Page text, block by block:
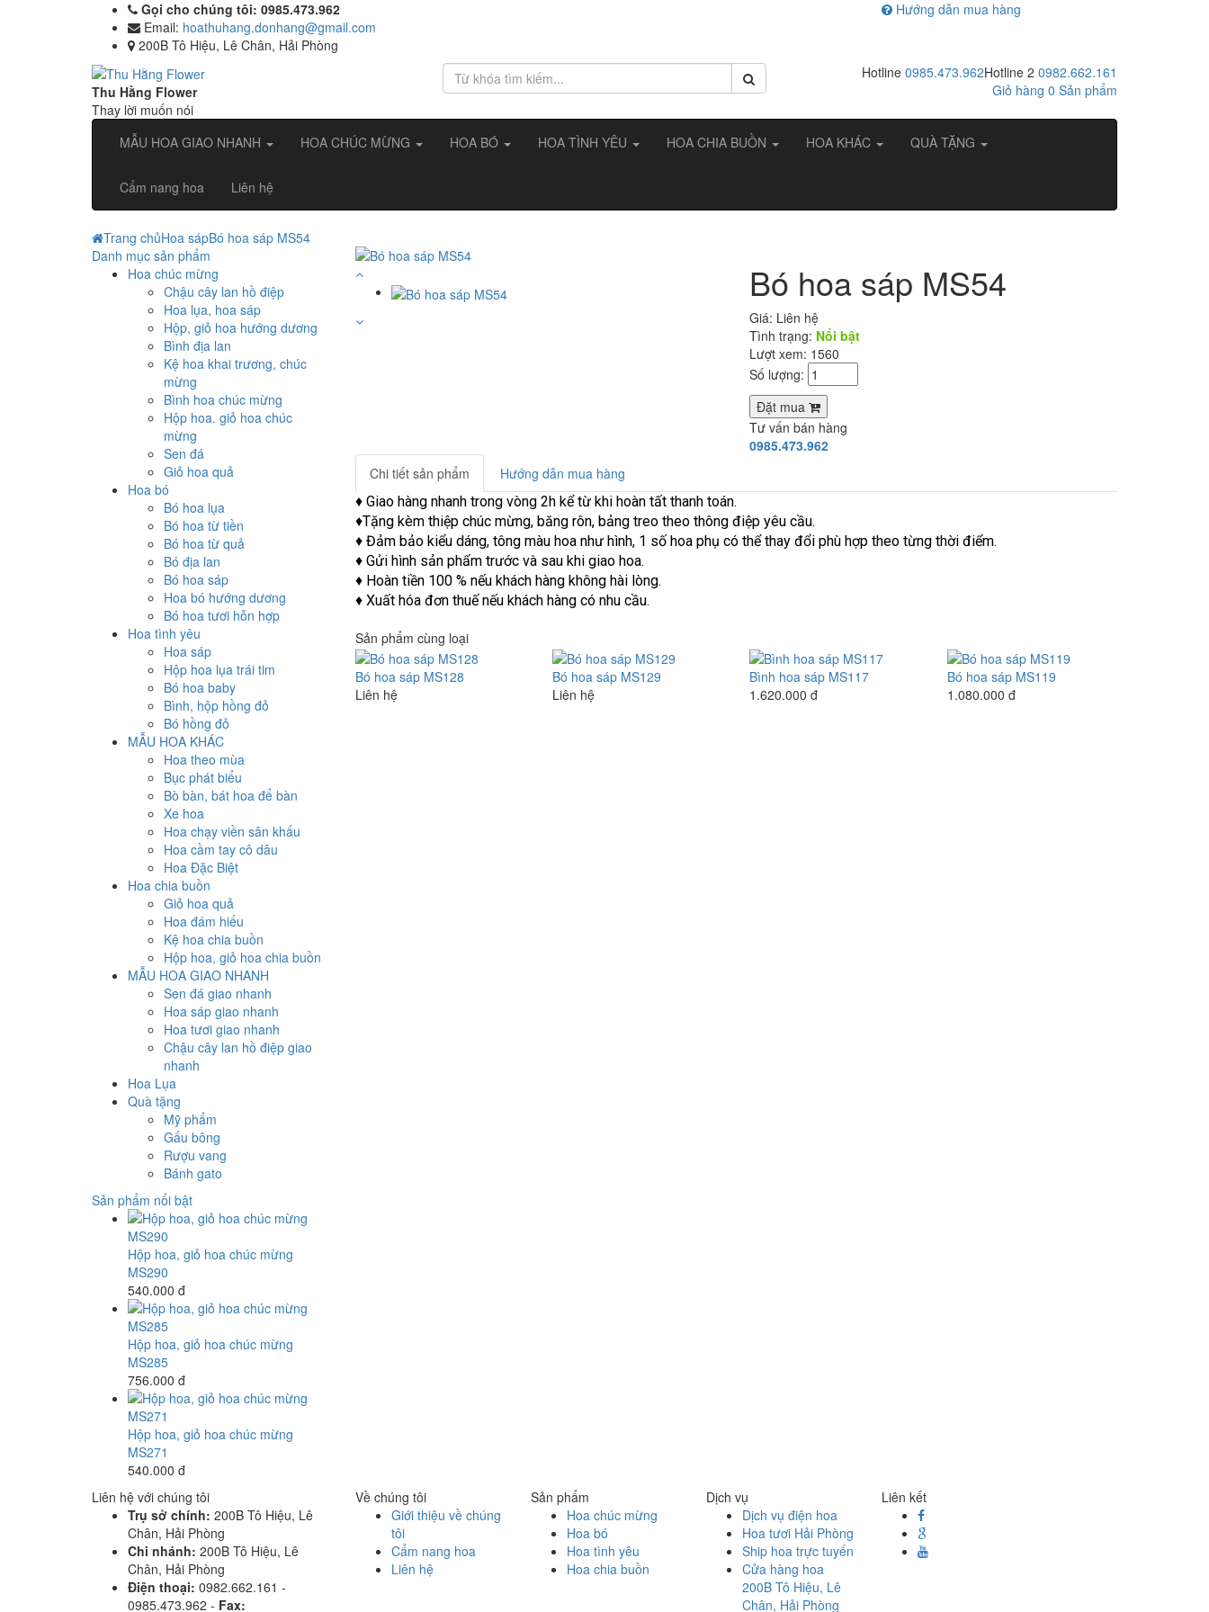
Gọi cho chúng tôi: 0985.473.962
Email: hoathuhang.donhang@gmail.com
200B Tô Hiệu, Lê Chân, Hải Phòng
Hướng dẫn mua hàng
Thu Hằng Flower
Thay lời muốn nói
Hotline 2 0982.662.161
Hotline 0985.473.962
Giỏ hàng 0 Sản phẩm
MẪU HOA GIAO NHANH HOA CHÚC MỪNG HOA BÓ HOA TÌNH YÊU HOA CHIA BUỒN HOA KHÁC QUÀ TẶNG
Cẩm nang hoa Liên hệ
Trang chủHoa sápBó hoa sáp MS54
Bó hoa sáp MS54
Giá: Liên hệ
Tình trạng: Nổi bật
Lượt xem: 1560
Số lượng:
Đặt mua
Tư vấn bán hàng
0985.473.962
Chi tiết sản phẩm
Hướng dẫn mua hàng
♦ Giao hàng nhanh trong vòng 2h kể từ khi hoàn tất thanh toán.
♦Tặng kèm thiệp chúc mừng, băng rôn, bảng treo theo thông điệp yêu cầu.
♦ Đảm bảo kiểu dáng, tông màu hoa như hình, 1 số hoa phụ có thể thay đổi phù hợp theo từng thời điểm.
♦ Gửi hình sản phẩm trước và sau khi giao hoa.
♦ Hoàn tiền 100 % nếu khách hàng không hài lòng.
♦ Xuất hóa đơn thuế nếu khách hàng có nhu cầu.
Sản phẩm cùng loại
Bó hoa sáp MS128
Liên hệ
Bó hoa sáp MS129
Liên hệ
Bình hoa sáp MS117
1.620.000 đ
Bó hoa sáp MS119
1.080.000 đ
Danh mục sản phẩm
Hoa chúc mừng
Chậu cây lan hồ điệp
Hoa lụa, hoa sáp
Hộp, giỏ hoa hướng dương
Bình địa lan
Kệ hoa khai trương, chúc
mừng
Bình hoa chúc mừng
Hộp hoa. giỏ hoa chúc
mừng
Sen đá
Giỏ hoa quả
Hoa bó
Bó hoa lụa
Bó hoa từ tiền
Bó hoa từ quả
Bó địa lan
Bó hoa sáp
Hoa bó hướng dương
Bó hoa tươi hỗn hợp
Hoa tình yêu
Hoa sáp
Hộp hoa lụa trái tim
Bó hoa baby
Bình, hộp hồng đỏ
Bó hồng đỏ
MẪU HOA KHÁC
Hoa theo mùa
Bục phát biểu
Bò bàn, bát hoa để bàn
Xe hoa
Hoa chạy viền sân khấu
Hoa cầm tay cô dâu
Hoa Đặc Biệt
Hoa chia buồn
Giỏ hoa quả
Hoa đám hiếu
Kệ hoa chia buồn
Hộp hoa, giỏ hoa chia buồn
MẪU HOA GIAO NHANH
Sen đá giao nhanh
Hoa sáp giao nhanh
Hoa tươi giao nhanh
Chậu cây lan hồ điệp giao
nhanh
Hoa Lụa
Quà tặng
Mỹ phẩm
Gấu bông
Rượu vang
Bánh gato
Sản phẩm nổi bật
Hộp hoa, giỏ hoa chúc mừng
MS290
540.000 đ
Hộp hoa, giỏ hoa chúc mừng
MS285
756.000 đ
Hộp hoa, giỏ hoa chúc mừng
MS271
540.000 đ
Liên hệ với chúng tôi
Trụ sở chính: 200B Tô Hiệu, Lê
Chân, Hải Phòng
Chi nhánh: 200B Tô Hiệu, Lê
Chân, Hải Phòng
Điện thoại: 0982.662.161 -
0985.473.962 - Fax:
Về chúng tôi
Giới thiệu về chúng
tôi
Cẩm nang hoa
Liên hệ
Sản phẩm
Hoa chúc mừng
Hoa bó
Hoa tình yêu
Hoa chia buồn
Dịch vụ
Dịch vụ điện hoa
Hoa tươi Hải Phòng
Ship hoa trực tuyến
Cửa hàng hoa
200B Tô Hiệu, Lê
Chân, Hải Phòng
Liên kết